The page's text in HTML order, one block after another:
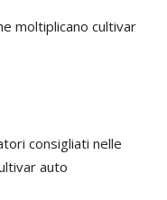
moltiplicano cultivar
consigliati nelle
auto